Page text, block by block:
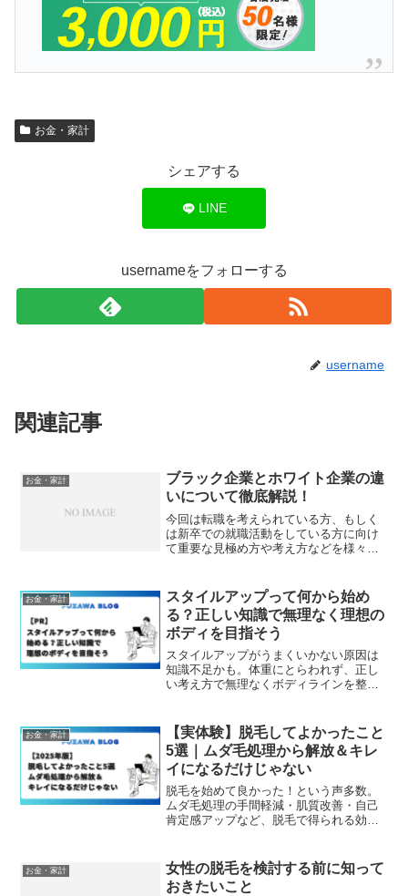
お金・家計
シェアする
LINE
usernameをフォローする
username
関連記事
お金・家計
ブラック企業とホワイト企業の違
いについて徹底解説！
今回は転職を考えられている方、もしく
は新卒での就職活動をしている方に向け
て重要な見極め方や考え方などを様々な
きにはパワハラやモラハラを用いながら
労働者を酷使する「ブラッ...
お金・家計
スタイルアップって何から始め
る？正しい知識で無理なく理想の
ボディを目指そう
スタイルアップがうまくいかない原因は
知識不足かも。体重にとらわれず、正し
い考え方で無理なくボディラインを整え
お金・家計
【実体験】脱毛してよかったこと
5選｜ムダ毛処理から解放＆キレ
イになるだけじゃない
脱毛を始めて良かった！という声多数。
ムダ毛処理の手間軽減・肌質改善・自己
肯定感アップなど、脱毛で得られる効果
お金・家計
女性の脱毛を検討する前に知って
おきたいこと